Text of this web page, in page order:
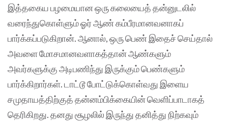
இத்தகைய பழமையான ஒரு கலையைத் தன்னுடலில்
வரைந்துகொள்ளும் ஓர் ஆண் கம்பீரமானவனாகப்
பார்க்கப்படுகிறான். ஆனால், ஒரு பெண் இதைச் செய்தால்
அவளை மோசமானவளாகத்தான் ஆண்களும்
அவர்களுக்கு அடிபணிந்து இருக்கும் பெண்களும்
பார்க்கிறார்கள். டாட்டூ போட்டுக்கொள்வது இளைய
சமுதாயத்திற்குத் தன்னம்பிக்கையின் வெளிப்பாடாகத்
தெரிகிறது. தனது சூழலில் இருந்து தனித்து நிற்கவும்